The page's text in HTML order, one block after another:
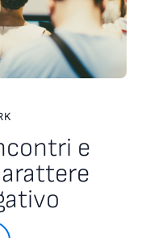
e opportunità offerte
le condizioni perché
di crescita
Park intende
proprio ruolo a
e